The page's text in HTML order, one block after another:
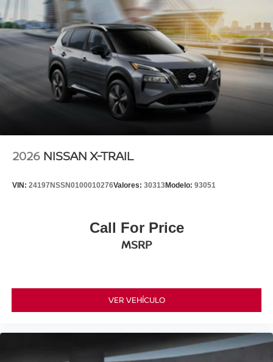
2026 NISSAN X-TRAIL
VIN: 24197NSSN0100010276Valores: 30313Modelo: 93051
Call For Price
MSRP
VER VEHÍCULO